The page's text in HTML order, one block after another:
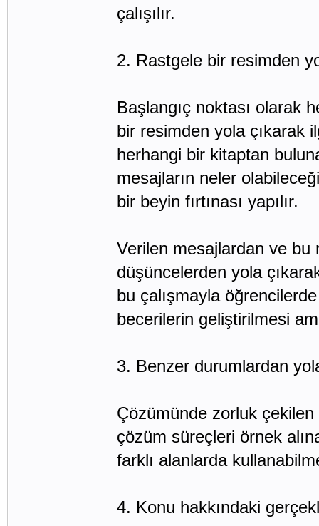
çalışılır.
2. Rastgele bir resimden
Başlangıç noktası olarak
bir resimden yola çıkarak
herhangi bir kitaptan
mesajların neler
bir beyin fırtınası yapılır.
Verilen mesajlardan ve bu
düşüncelerden yola
bu çalışmayla
becerilerin geliştirilmesi
3. Benzer durumlardan
Çözümünde zorluk
çözüm süreçleri örnek
farklı alanlarda
4. Konu hakkındaki